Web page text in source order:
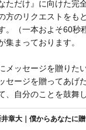
ただけ』に向けた完
方のリクエストをも
。（一本およそ60秒
集まっております。
メッセージを贈りたい
セージを贈ってあげ
、自分のことを鼓舞
章大｜僕からあなたに